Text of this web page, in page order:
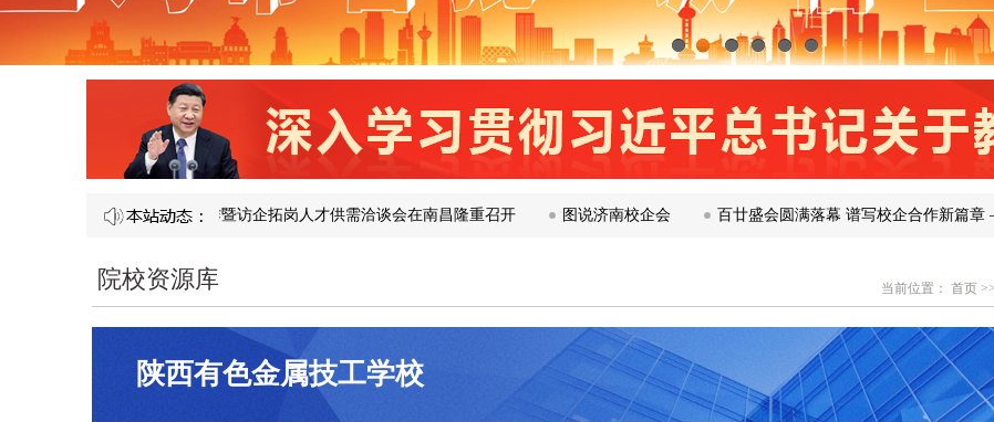
1 2 3 4 5 6
届产教融合校企合作暨访企拓岗人才供需洽谈会在南昌隆重召开​ 图说济南校企会 百廿盛会圆满落幕 谱写校企合作新篇章 ——
院校资源库 当前位置： 首页 >>
陕西有色金属技工学校